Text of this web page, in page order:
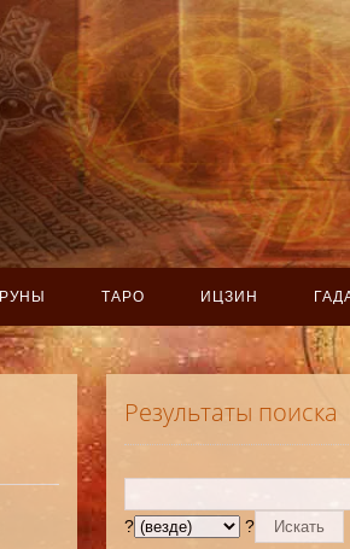
РУНЫ ТАРО ИЦЗИН
Результаты поиска
? ?